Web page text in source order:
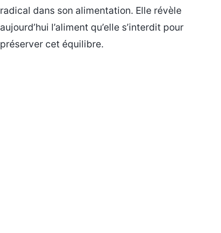
radical dans son alimentation. Elle révèle
aujourd’hui l’aliment qu’elle s’interdit pour
préserver cet équilibre.